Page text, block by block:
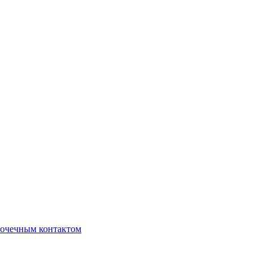
контактом